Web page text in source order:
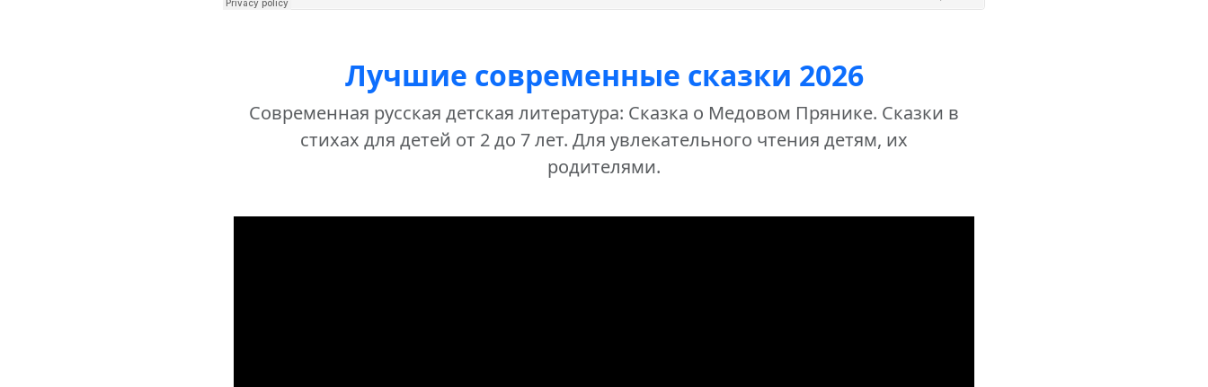
Лучшие современные сказки 2026
Современная русская детская литература: Сказка о Медовом Прянике. Сказки в
стихах для детей от 2 до 7 лет. Для увлекательного чтения детям, их
родителями.